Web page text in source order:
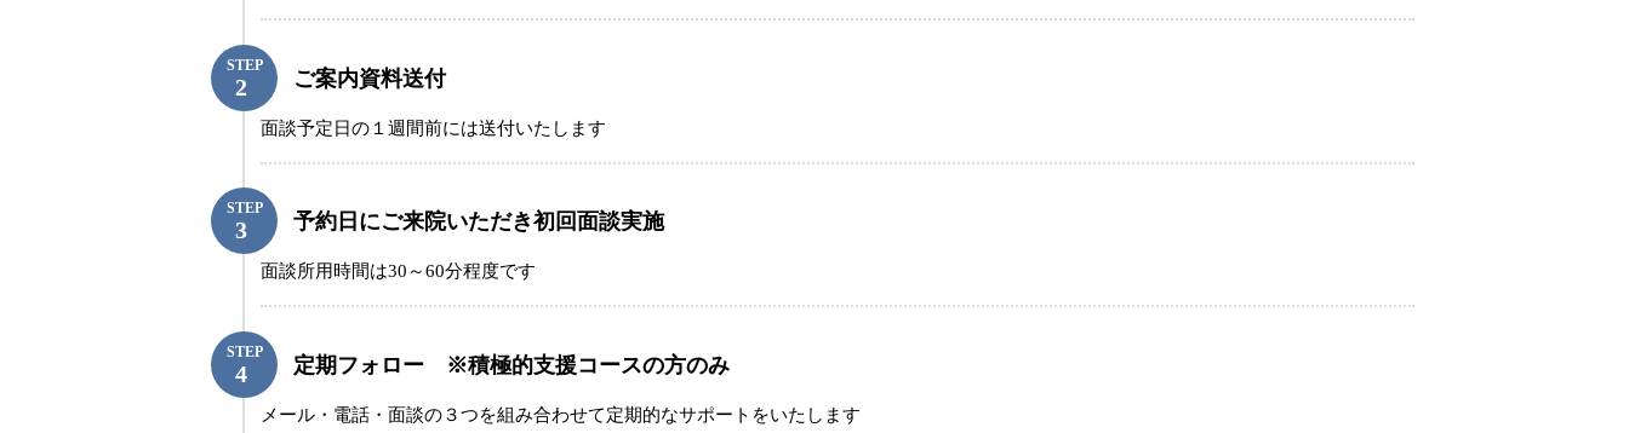
STEP
ご案内資料送付
面談予定日の１週間前には送付いたします
STEP
予約日にご来院いただき初回面談実施
面談所用時間は30～60分程度です
STEP
定期フォロー ※積極的支援コースの方のみ
メール・電話・面談の３つを組み合わせて定期的なサポートをいたします